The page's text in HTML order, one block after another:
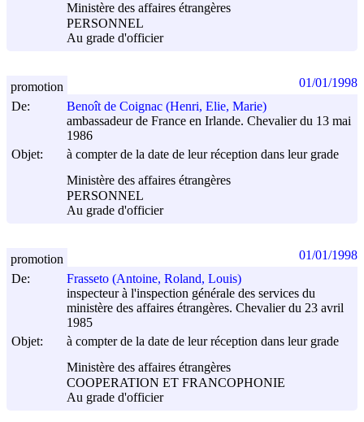
Ministère des affaires étrangères
PERSONNEL
Au grade d'officier
De:
Benoît de Coignac (Henri, Elie, Marie)
ambassadeur de France en Irlande. Chevalier du 13 mai
1986
Objet:
à compter de la date de leur réception dans leur grade
Ministère des affaires étrangères
PERSONNEL
Au grade d'officier
promotion 01/01/1998
De:
Frasseto (Antoine, Roland, Louis)
inspecteur à l'inspection générale des services du
ministère des affaires étrangères. Chevalier du 23 avril
1985
Objet:
à compter de la date de leur réception dans leur grade
Ministère des affaires étrangères
COOPERATION ET FRANCOPHONIE
Au grade d'officier
promotion 01/01/1998